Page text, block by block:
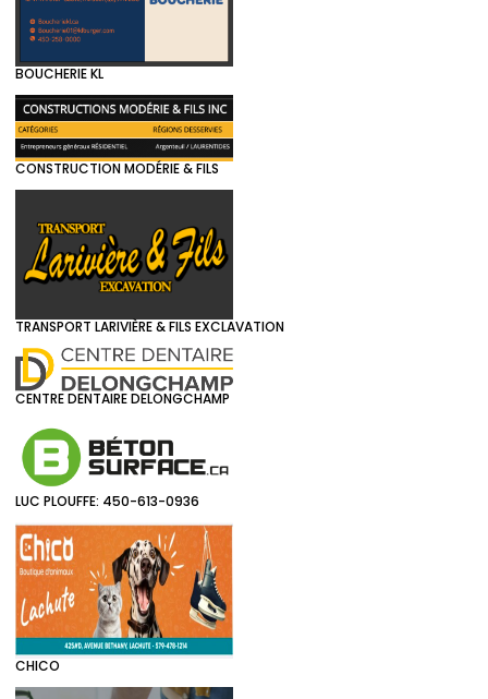
BOUCHERIE KL
CONSTRUCTION MODÉRIE & FILS
TRANSPORT LARIVIÈRE & FILS EXCLAVATION
CENTRE DENTAIRE DELONGCHAMP
LUC PLOUFFE: 450-613-0936
CHICO